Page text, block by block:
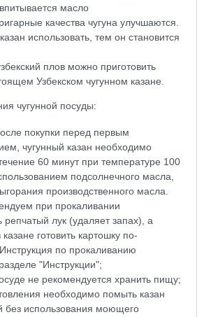
масло
качества чугуна улучшаются.
использовать, тем он становится
плов можно приготовить
Узбекском чугунном казане.
чугунной посуды:
покупки перед первым
чугунный казан необходимо
60 минут при температуре 100
подсолнечного масла,
производственного масла.
при прокаливании
репчатый лук (удаляет запах), а
готовить картошку по-
по прокаливанию
"Инструкции";
не рекомендуется хранить пищу;
необходимо помыть казан
без использования моющего